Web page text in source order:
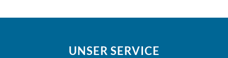
UNSER SERVICE